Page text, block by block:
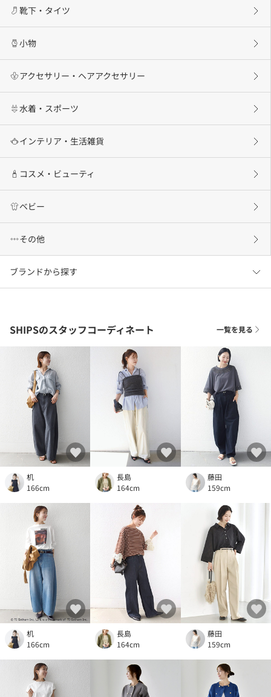
靴下・タイツ
小物
アクセサリー・ヘアアクセサリー
水着・スポーツ
インテリア・生活雑貨
コスメ・ビューティ
ベビー
その他
ブランドから探す
SHIPSのスタッフコーディネート 一覧を見る
机
166cm
長島
164cm
藤田
159cm
机
166cm
長島
164cm
藤田
159cm